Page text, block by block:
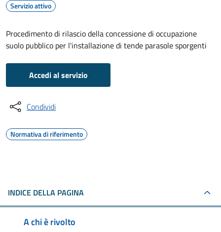
Servizio attivo
Procedimento di rilascio della concessione di occupazione
suolo pubblico per l'installazione di tende parasole sporgenti
Accedi al servizio
Condividi
Normativa di riferimento
INDICE DELLA PAGINA
A chi è rivolto